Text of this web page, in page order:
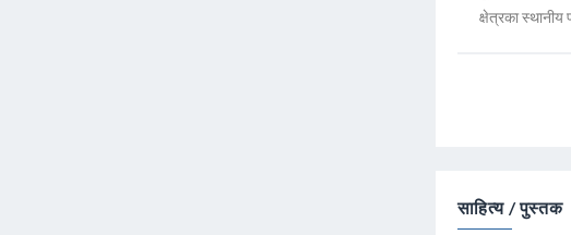
क्षेत्रका स्थानीय
साहित्य / पुस्तक